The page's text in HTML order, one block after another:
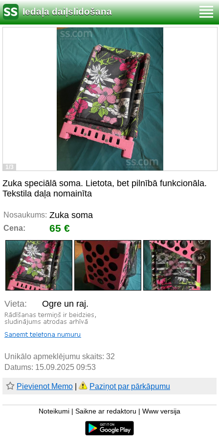
Iedaļa daiļslidošana
1/3
Zuka speciālā soma. Lietota, bet pilnībā funkcionāla.
Tekstila daļa nomainīta
Nosaukums: Zuka soma
Cena: 65 €
Vieta: Ogre un raj.
Unikālo apmeklējumu skaits: 32
Datums: 15.09.2025 09:53
Pievienot Memo Paziņot par pārkāpumu
Noteikumi Saikne ar redaktoru Www versija